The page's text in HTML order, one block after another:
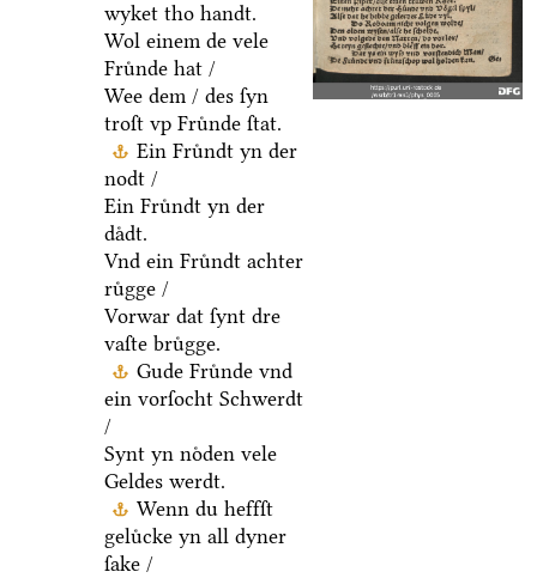
wyket tho handt.
Wol einem de vele
Fruͤnde hat /
Wee dem / des ſyn
troſt vp Fruͤnde ſtat.
Ein Fruͤndt yn der
nodt /
Ein Fruͤndt yn der
daͤdt.
Vnd ein Fruͤndt achter
ruͤgge /
Vorwar dat ſynt dre
vaſte bruͤgge.
Gude Fruͤnde vnd
ein vorſocht Schwerdt
/
Synt yn noͤden vele
Geldes werdt.
Wenn du heffſt
geluͤcke yn all dyner
ſake /